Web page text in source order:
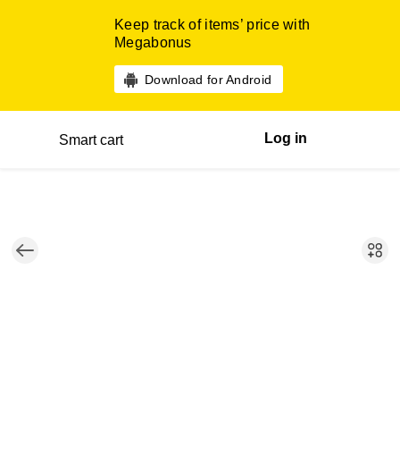
Keep track of items’ price with
Megabonus
Download for Android
Smart cart Log in